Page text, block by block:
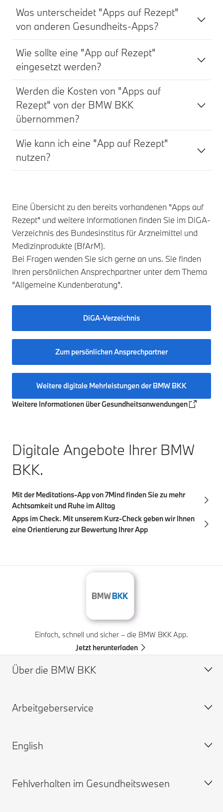
Was unterscheidet "Apps auf Rezept"
von anderen Gesundheits-Apps?
Wie sollte eine "App auf Rezept"
eingesetzt werden?
Werden die Kosten von "Apps auf
Rezept" von der BMW BKK
übernommen?
Wie kann ich eine "App auf Rezept"
nutzen?
Eine Übersicht zu den bereits vorhandenen "Apps auf
Rezept" und weitere Informationen finden Sie im DiGA-
Verzeichnis des Bundesinstitus für Arzneimittel und
Medizinprodukte (BfArM).
Bei Fragen wenden Sie sich gerne an uns. Sie finden
Ihren persönlichen Ansprechpartner unter dem Thema
"Allgemeine Kundenberatung".
DiGA-Verzeichnis
Zum persönlichen Ansprechpartner
Weitere digitale Mehrleistungen der BMW BKK
Weitere Informationen über Gesundheitsanwendungen
Digitale Angebote Ihrer BMW
BKK.
Mit der Meditations-App von 7Mind finden Sie zu mehr
Achtsamkeit und Ruhe im Alltag
Apps im Check. Mit unserem Kurz-Check geben wir Ihnen
eine Orientierung zur Bewertung Ihrer App
Einfach, schnell und sicher – die BMW BKK App.
Jetzt herunterladen
Über die BMW BKK
Profil
Verwaltungsrat
Karriere
Arbeitgeberservice
Beiträge
Downloads und Links
English
BMW BKK
Fehlverhalten im Gesundheitswesen